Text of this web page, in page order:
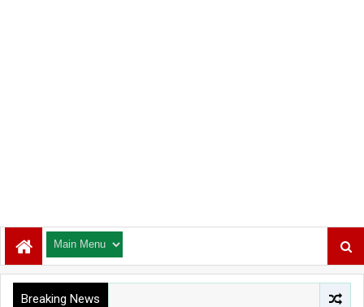
Breaking News